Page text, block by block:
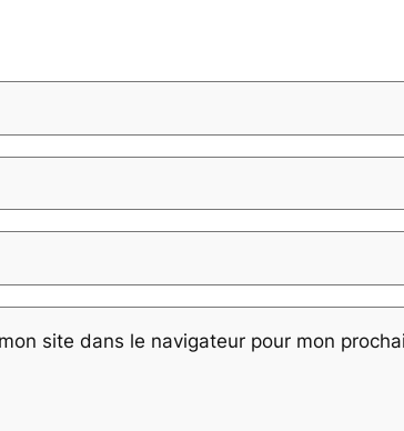
site dans le navigateur pour mon